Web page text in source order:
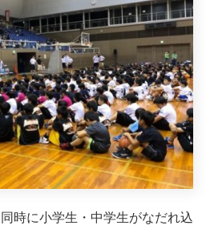
時に小学生・中学生がなだれ込